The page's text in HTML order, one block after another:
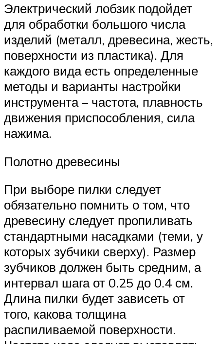
Электрический лобзик подойдет
для обработки большого числа
изделий (металл, древесина, жесть,
поверхности из пластика). Для
каждого вида есть определенные
методы и варианты настройки
инструмента – частота, плавность
движения приспособления, сила
нажима.
Полотно древесины
При выборе пилки следует
обязательно помнить о том, что
древесину следует пропиливать
стандартными насадками (теми, у
которых зубчики сверху). Размер
зубчиков должен быть средним, а
интервал шага от 0.25 до 0.4 см.
Длина пилки будет зависеть от
того, какова толщина
распиливаемой поверхности.